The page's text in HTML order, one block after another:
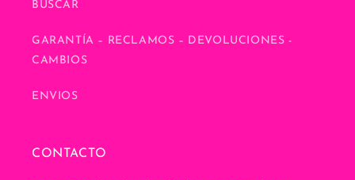
BUSCAR
GARANTÍA – RECLAMOS – DEVOLUCIONES -
CAMBIOS
ENVIOS
CONTACTO